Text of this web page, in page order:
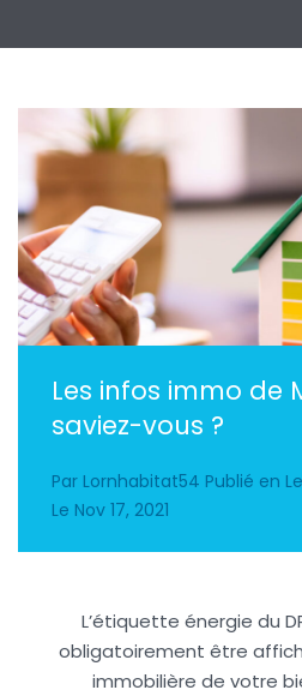
Les infos immo de
saviez-vous ?
Par Lornhabitat54 Publié en
Le Nov 17, 2021
L’étiquette énergie du
obligatoirement être
immobilière de votre